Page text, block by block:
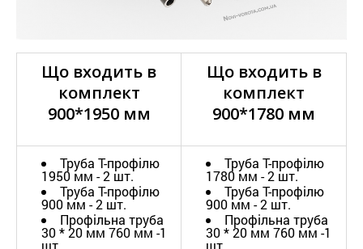
Що входить в
комплект
900*1950 мм
Що входить в
комплект
900*1780 мм
Труба Т-профілю
1950 мм - 2 шт.
Труба Т-профілю
900 мм - 2 шт.
Профільна труба
30 * 20 мм 760 мм -1
шт.
Труба Т-профілю
1780 мм - 2 шт.
Труба Т-профілю
900 мм - 2 шт.
Профільна труба
30 * 20 мм 760 мм -1
шт.